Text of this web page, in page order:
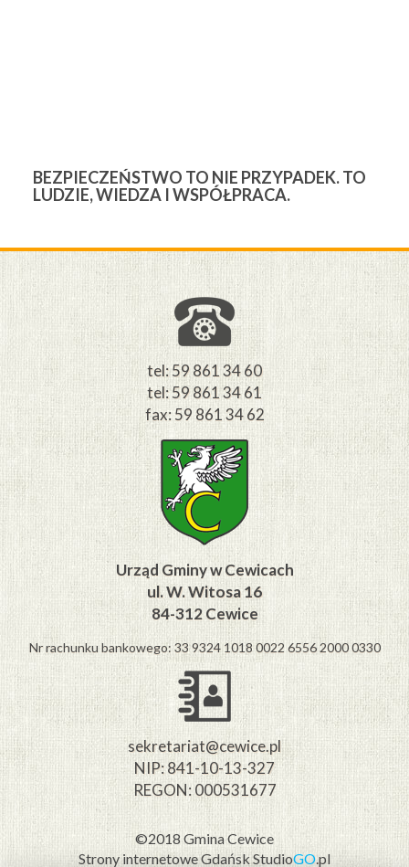
BEZPIECZEŃSTWO TO NIE PRZYPADEK. TO
LUDZIE, WIEDZA I WSPÓŁPRACA.
tel: 59 861 34 60
tel: 59 861 34 61
fax: 59 861 34 62
Urząd Gminy w Cewicach
ul. W. Witosa 16
84-312 Cewice
Nr rachunku bankowego: 33 9324 1018 0022 6556 2000 0330
sekretariat@cewice.pl
NIP: 841-10-13-327
REGON: 000531677
©2018 Gmina Cewice
Strony internetowe GdańskStudioGO.pl